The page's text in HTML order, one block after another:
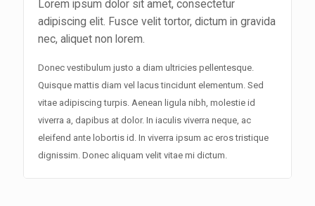
Lorem ipsum dolor sit amet, consectetur
adipiscing elit. Fusce velit tortor, dictum in gravida
nec, aliquet non lorem.
Donec vestibulum justo a diam ultricies pellentesque.
Quisque mattis diam vel lacus tincidunt elementum. Sed
vitae adipiscing turpis. Aenean ligula nibh, molestie id
viverra a, dapibus at dolor. In iaculis viverra neque, ac
eleifend ante lobortis id. In viverra ipsum ac eros tristique
dignissim. Donec aliquam velit vitae mi dictum.